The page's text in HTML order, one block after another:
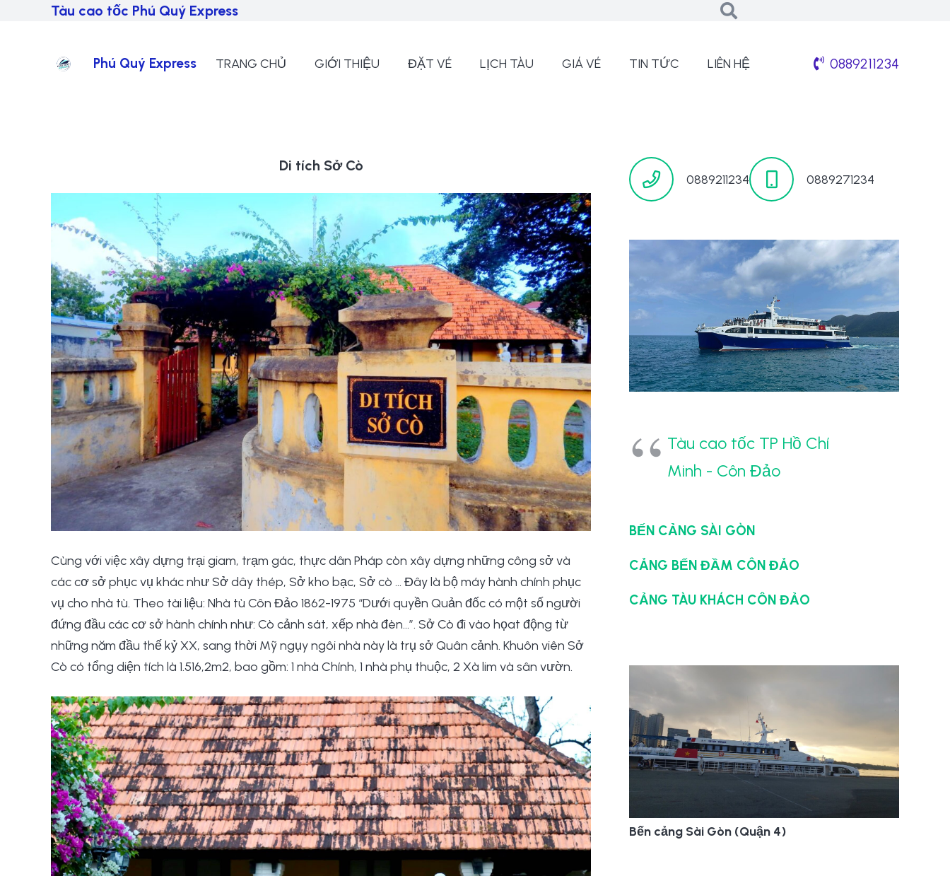
Tàu cao tốc Phú Quý Express
Phú Quý Express TRANG CHỦ GIỚI THIỆU ĐẶT VÉ LỊCH TÀU GIÁ VÉ TIN TỨC LIÊN HỆ 0889211234
Di tích Sở Cò
Cùng với việc xây dựng trại giam, trạm gác, thực dân Pháp còn xây dựng những công sở và
các cơ sở phục vụ khác như Sở dây thép, Sở kho bạc, Sở cò … Đây là bộ máy hành chính phục
vụ cho nhà tù. Theo tài liệu: Nhà tù Côn Đảo 1862-1975 “Dưới quyền Quản đốc có một số người
đứng đầu các cơ sở hành chính như: Cò cảnh sát, xếp nhà đèn…”. Sở Cò đi vào họat động từ
những năm đầu thế kỷ XX, sang thời Mỹ ngụy ngôi nhà này là trụ sở Quân cảnh. Khuôn viên Sở
Cò có tổng diện tích là 1.516,2m2, bao gồm: 1 nhà Chính, 1 nhà phụ thuộc, 2 Xà lim và sân vườn.
0889211234 0889271234
Tàu cao tốc TP Hồ Chí
Minh - Côn Đảo
BẾN CẢNG SÀI GÒN
CẢNG BẾN ĐẦM CÔN ĐẢO
CẢNG TÀU KHÁCH CÔN ĐẢO
Bến cảng Sài Gòn (Quận 4)